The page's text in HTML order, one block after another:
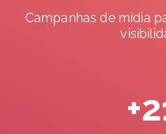
Campanhas de mídia